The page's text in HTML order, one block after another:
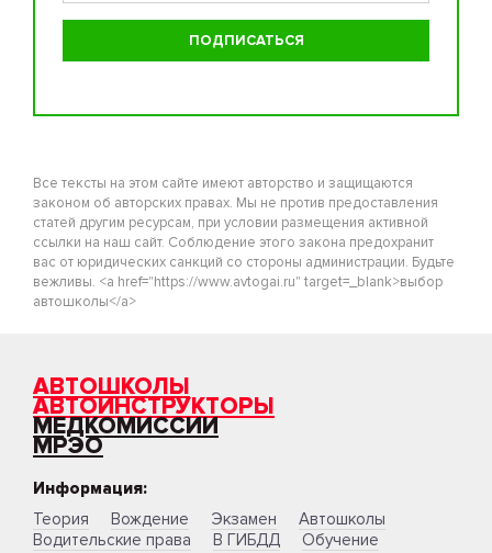
Все тексты на этом сайте имеют авторство и защищаются
законом об авторских правах. Мы не против предоставления
статей другим ресурсам, при условии размещения активной
ссылки на наш сайт. Соблюдение этого закона предохранит
вас от юридических санкций со стороны администрации. Будьте
вежливы. <a href="https://www.avtogai.ru" target=_blank>выбор
автошколы</a>
АВТОШКОЛЫ
АВТОИНСТРУКТОРЫ
МЕДКОМИССИИ
МРЭО
Информация:
Теория
Вождение Экзамен
Автошколы
Водительские права
В ГИБДД
Обучение